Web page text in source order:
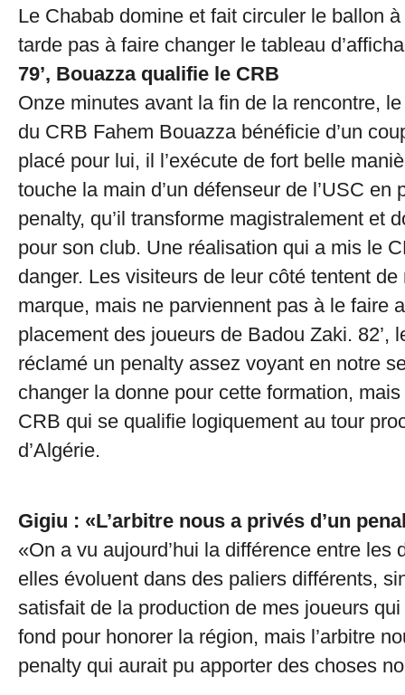
Le Chabab domine et fait circuler le ballon
tarde pas à faire changer le tableau
79’, Bouazza qualifie le CRB
Onze minutes avant la fin de la rencontre,
du CRB Fahem Bouazza bénéficie d’un
placé pour lui, il l’exécute de fort belle
touche la main d’un défenseur de l’USC en
penalty, qu’il transforme magistralement et
pour son club. Une réalisation qui a mis le
danger. Les visiteurs de leur côté tentent de
marque, mais ne parviennent pas à le faire
placement des joueurs de Badou Zaki. 82’,
réclamé un penalty assez voyant en notre
changer la donne pour cette formation, mais
CRB qui se qualifie logiquement au tour
d’Algérie.
Gigiu : «L’arbitre nous a privés d’un
«On a vu aujourd’hui la différence entre les
elles évoluent dans des paliers différents,
satisfait de la production de mes joueurs
fond pour honorer la région, mais l’arbitre
penalty qui aurait pu apporter des choses